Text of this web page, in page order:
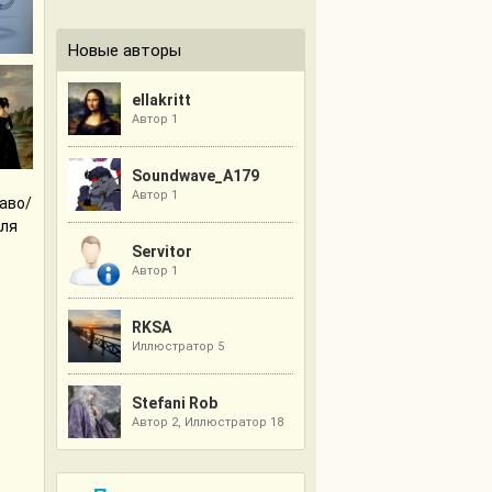
Новые авторы
ellakritt
Автор 1
Soundwave_A179
Автор 1
Servitor
Автор 1
RKSA
Иллюстратор 5
Stefani Rob
Автор 2, Иллюстратор 18